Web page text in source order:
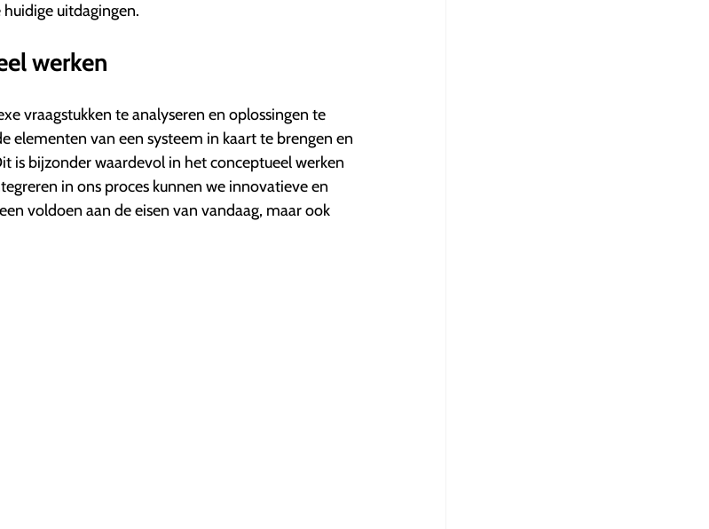
uitdagingen.
werken
vraagstukken te analyseren en oplossingen te
elementen van een systeem in kaart te brengen en
is bijzonder waardevol in het conceptueel werken
in ons proces kunnen we innovatieve en
voldoen aan de eisen van vandaag, maar ook